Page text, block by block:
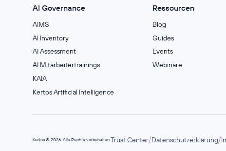
AI Governance
AIMS
Al Inventory
AI Assessment
AI Mitarbeitertrainings
KAIA
Kertos Artificial Intelligence
Ressourcen
Blog
Guides
Events
Webinare
Kertos © 2026. Alle Rechte vorbehalten.Trust Center/Datenschutzerklärung/